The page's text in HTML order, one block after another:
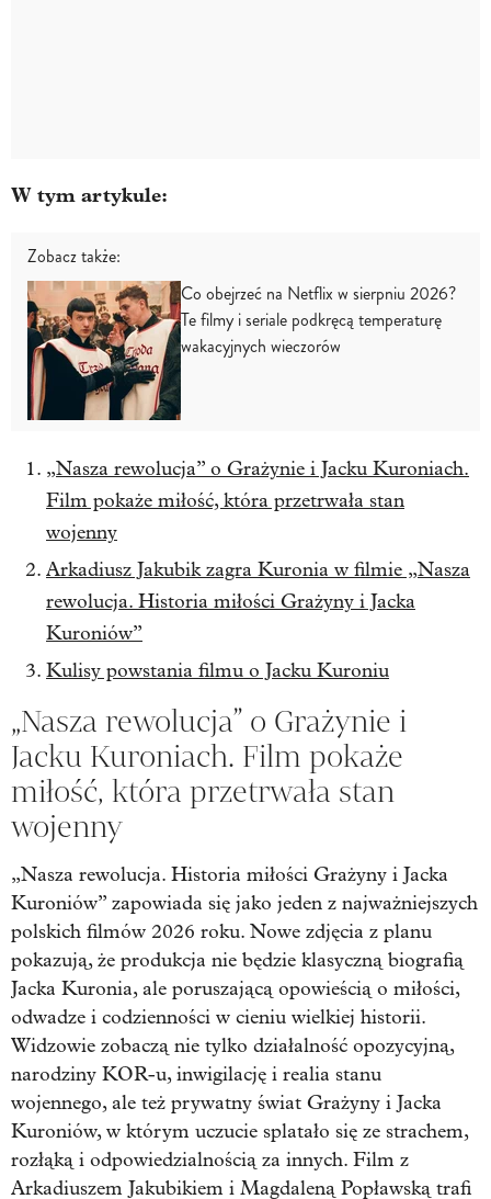
W tym artykule:
Zobacz także:
Co obejrzeć na Netflix w sierpniu 2026?
Te filmy i seriale podkręcą temperaturę
wakacyjnych wieczorów
„Nasza rewolucja” o Grażynie i Jacku Kuroniach.
Film pokaże miłość, która przetrwała stan
wojenny
Arkadiusz Jakubik zagra Kuronia w filmie „Nasza
rewolucja. Historia miłości Grażyny i Jacka
Kuroniów”
Kulisy powstania filmu o Jacku Kuroniu
„Nasza rewolucja” o Grażynie i
Jacku Kuroniach. Film pokaże
miłość, która przetrwała stan
wojenny
„Nasza rewolucja. Historia miłości Grażyny i Jacka
Kuroniów” zapowiada się jako jeden z najważniejszych
polskich filmów 2026 roku. Nowe zdjęcia z planu
pokazują, że produkcja nie będzie klasyczną biografią
Jacka Kuronia, ale poruszającą opowieścią o miłości,
odwadze i codzienności w cieniu wielkiej historii.
Widzowie zobaczą nie tylko działalność opozycyjną,
narodziny KOR-u, inwigilację i realia stanu
wojennego, ale też prywatny świat Grażyny i Jacka
Kuroniów, w którym uczucie splatało się ze strachem,
rozłąką i odpowiedzialnością za innych. Film z
Arkadiuszem Jakubikiem i Magdaleną Popławską trafi